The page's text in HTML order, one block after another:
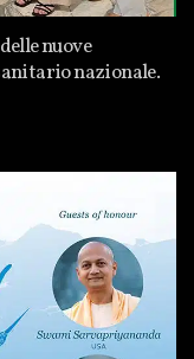
nuove
nazionale.